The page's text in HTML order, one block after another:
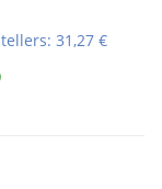
: 31,27 €